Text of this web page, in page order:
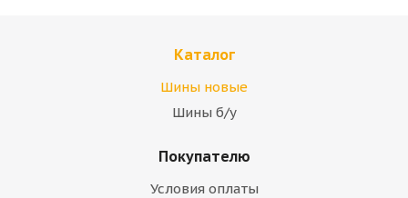
Каталог
Шины новые
Шины б/у
Покупателю
Условия оплаты